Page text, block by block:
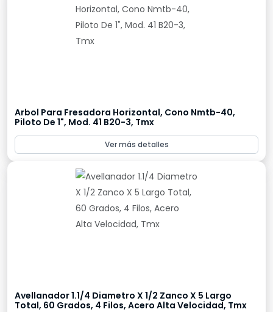
Arbol Para Fresadora Horizontal, Cono Nmtb-40,
Piloto De 1", Mod. 41 B20-3, Tmx
Ver más detalles
Avellanador 1.1/4 Diametro X 1/2 Zanco X 5 Largo
Total, 60 Grados, 4 Filos, Acero Alta Velocidad, Tmx